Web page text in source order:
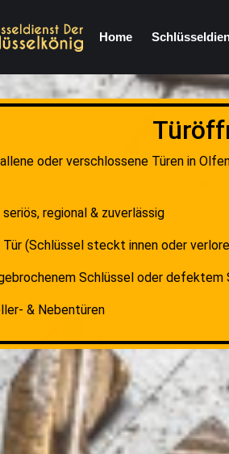
Home
oder verschlossene Türen in
regional & zuverlässig
(Schlüssel steckt innen oder
Schlüssel oder defektem
& Nebentüren